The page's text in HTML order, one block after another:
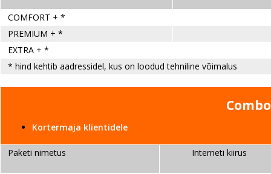
COMFORT + *
PREMIUM + *
EXTRA + *
* hind kehtib aadressidel, kus on loodud tehniline võimalus
Kortermaja klientidele
Paketi nimetus Interneti kiirus